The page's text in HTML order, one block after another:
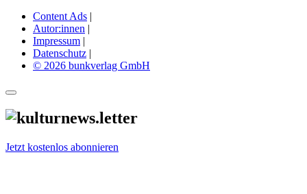
Content Ads |
Autor:innen |
Impressum |
Datenschutz |
© 2026 bunkverlag GmbH
Jetzt kostenlos abonnieren